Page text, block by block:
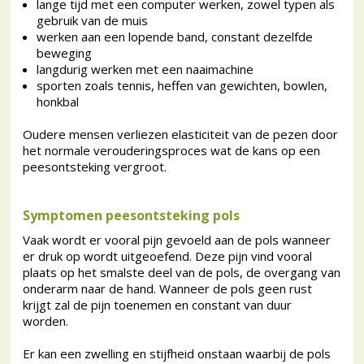
lange tijd met een computer werken, zowel typen als
gebruik van de muis
werken aan een lopende band, constant dezelfde
beweging
langdurig werken met een naaimachine
sporten zoals tennis, heffen van gewichten, bowlen,
honkbal
Oudere mensen verliezen elasticiteit van de pezen door
het normale verouderingsproces wat de kans op een
peesontsteking vergroot.
Symptomen peesontsteking pols
Vaak wordt er vooral pijn gevoeld aan de pols wanneer
er druk op wordt uitgeoefend. Deze pijn vind vooral
plaats op het smalste deel van de pols, de overgang van
onderarm naar de hand. Wanneer de pols geen rust
krijgt zal de pijn toenemen en constant van duur
worden.
Er kan een zwelling en stijfheid onstaan waarbij de pols